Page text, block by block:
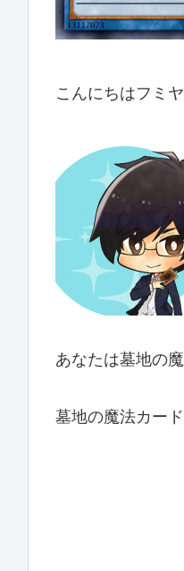
こんにちはフミヤ
あなたは墓地の
墓地の魔法カー